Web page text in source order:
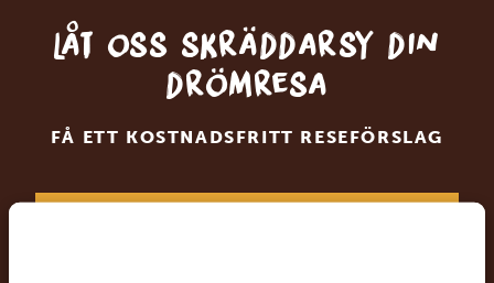
Låt oss skräddarsy din
drömresa
FÅ ETT KOSTNADSFRITT RESEFÖRSLAG